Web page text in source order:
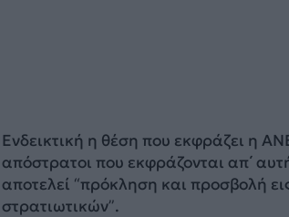
Ενδεικτική η θέση που εκφράζει η
απόστρατοι που εκφράζονται απ΄
αποτελεί “πρόκληση και προσβολή
στρατιωτικών”.